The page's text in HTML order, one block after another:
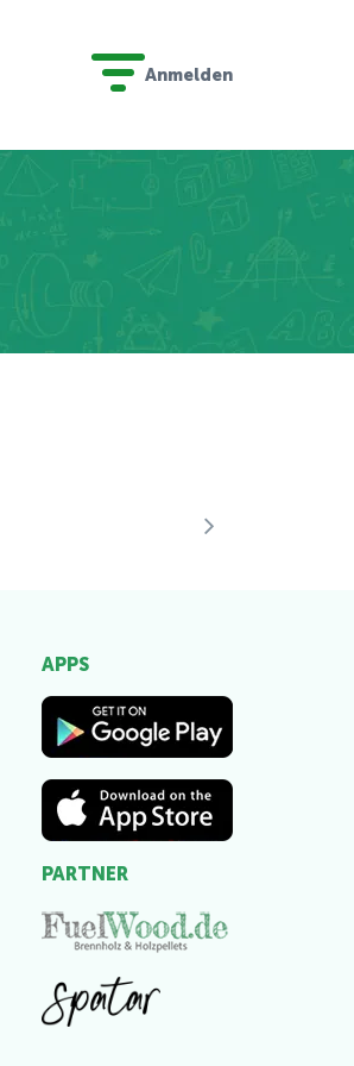
Anmelden
APPS
PARTNER